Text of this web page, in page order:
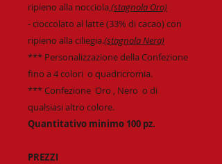
ripieno alla nocciola,(stagnola Oro)
- cioccolato al latte (33% di cacao) con
ripieno alla ciliegia.(stagnola Nera)
*** Personalizzazione della Confezione
fino a 4 colori o quadricromia.
*** Confezione Oro , Nero o di
qualsiasi altro colore.
Quantitativo minimo 100 pz.
PREZZI